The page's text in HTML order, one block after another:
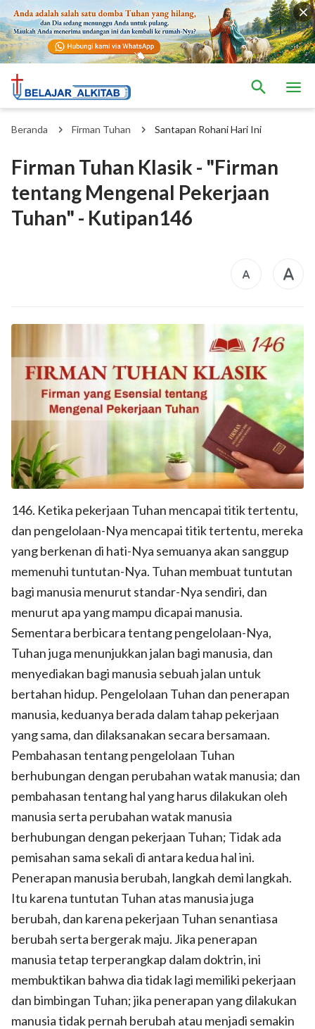
Beranda Firman Tuhan Santapan Rohani Hari Ini
Firman Tuhan Klasik - "Firman
tentang Mengenal Pekerjaan
Tuhan" - Kutipan146
146. Ketika pekerjaan Tuhan mencapai titik tertentu,
dan pengelolaan-Nya mencapai titik tertentu, mereka
yang berkenan di hati-Nya semuanya akan sanggup
memenuhi tuntutan-Nya. Tuhan membuat tuntutan
bagi manusia menurut standar-Nya sendiri, dan
menurut apa yang mampu dicapai manusia.
Sementara berbicara tentang pengelolaan-Nya,
Tuhan juga menunjukkan jalan bagi manusia, dan
menyediakan bagi manusia sebuah jalan untuk
bertahan hidup. Pengelolaan Tuhan dan penerapan
manusia, keduanya berada dalam tahap pekerjaan
yang sama, dan dilaksanakan secara bersamaan.
Pembahasan tentang pengelolaan Tuhan
berhubungan dengan perubahan watak manusia; dan
pembahasan tentang hal yang harus dilakukan oleh
manusia serta perubahan watak manusia
berhubungan dengan pekerjaan Tuhan; Tidak ada
pemisahan sama sekali di antara kedua hal ini.
Penerapan manusia berubah, langkah demi langkah.
Itu karena tuntutan Tuhan atas manusia juga
berubah, dan karena pekerjaan Tuhan senantiasa
berubah serta bergerak maju. Jika penerapan
manusia tetap terperangkap dalam doktrin, ini
membuktikan bahwa dia tidak lagi memiliki pekerjaan
dan bimbingan Tuhan; jika penerapan yang dilakukan
manusia tidak pernah berubah atau menjadi semakin